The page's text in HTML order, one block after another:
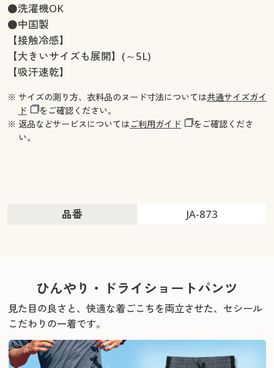
●洗濯機OK
●中国製
【接触冷感】
【大きいサイズも展開】(～5L)
【吸汗速乾】
※ サイズの測り方、衣料品のヌード寸法については共通サイズガイ
ド
をご確認ください。
※ 返品などサービスについてはご利用ガイド
をご確認くださ
い。
品番 JA-873
ひんやり・ドライショートパンツ
見た目の良さと、快適な着ごこちを両立させた、セシール
こだわりの一着です。